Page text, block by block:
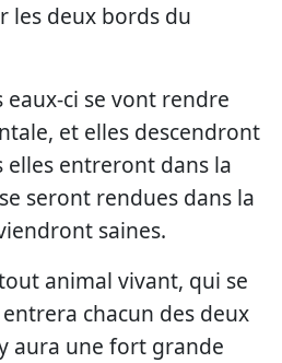
les deux bords du
eaux-ci se vont rendre
et elles descendront
elles entreront dans la
seront rendues dans la
saines.
animal vivant, qui se
chacun des deux
aura une fort grande